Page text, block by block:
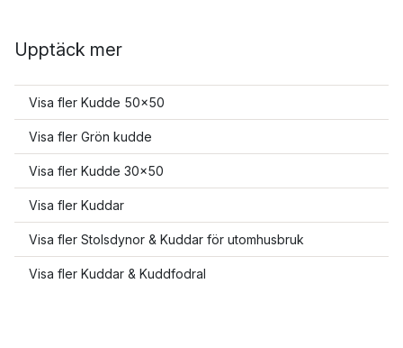
Upptäck mer
Visa fler Kudde 50x50
Visa fler Grön kudde
Visa fler Kudde 30x50
Visa fler Kuddar
Visa fler Stolsdynor & Kuddar för utomhusbruk
Visa fler Kuddar & Kuddfodral